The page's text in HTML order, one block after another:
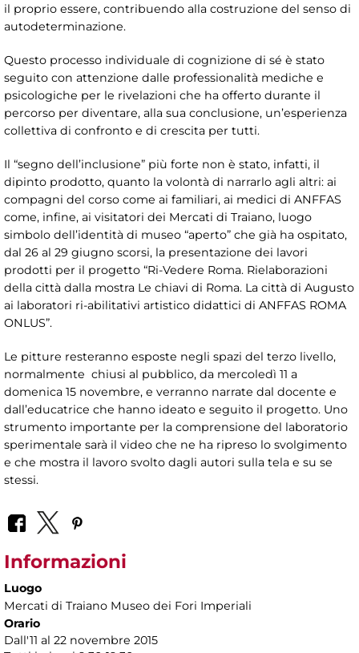
il proprio essere, contribuendo alla costruzione del senso di
autodeterminazione.
Questo processo individuale di cognizione di sé è stato
seguito con attenzione dalle professionalità mediche e
psicologiche per le rivelazioni che ha offerto durante il
percorso per diventare, alla sua conclusione, un’esperienza
collettiva di confronto e di crescita per tutti.
Il “segno dell’inclusione” più forte non è stato, infatti, il
dipinto prodotto, quanto la volontà di narrarlo agli altri: ai
compagni del corso come ai familiari, ai medici di ANFFAS
come, infine, ai visitatori dei Mercati di Traiano, luogo
simbolo dell’identità di museo “aperto” che già ha ospitato,
dal 26 al 29 giugno scorsi, la presentazione dei lavori
prodotti per il progetto “Ri-Vedere Roma. Rielaborazioni
della città dalla mostra Le chiavi di Roma. La città di Augusto
ai laboratori ri-abilitativi artistico didattici di ANFFAS ROMA
ONLUS”.
Le pitture resteranno esposte negli spazi del terzo livello,
normalmente chiusi al pubblico, da mercoledì 11 a
domenica 15 novembre, e verranno narrate dal docente e
dall’educatrice che hanno ideato e seguito il progetto. Uno
strumento importante per la comprensione del laboratorio
sperimentale sarà il video che ne ha ripreso lo svolgimento
e che mostra il lavoro svolto dagli autori sulla tela e su se
stessi.
Informazioni
Luogo
Mercati di Traiano Museo dei Fori Imperiali
Orario
Dall'11 al 22 novembre 2015